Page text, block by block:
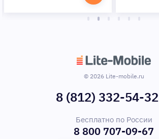
© 2026 Lite-mobile.ru
8 (812) 332-54-32
Бесплатно по России
8 800 707-09-67